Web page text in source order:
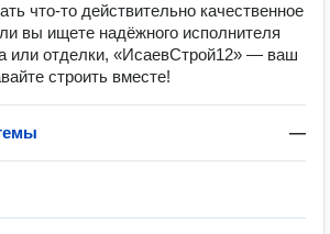
что-то действительно качественное
вы ищете надёжного исполнителя
или отделки, «ИсаевСтрой12» — ваш
строить вместе!
—